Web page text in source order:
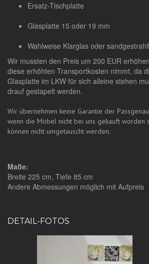
Ersatz-Tischplatte
Glasplatte 15 oder 19 mm
Wahlweise Klarglas oder
Wir mussten den Preis um 200 EUR
diese erhöhten Transportkosten nimmt, da
Glasplatte im LKW für sich alleine stehen
drauf gestapelt werden.
Wir übernehmen keine Garantie der
wenn die Möbel nicht bei uns gekauft worden
können nicht umgetauscht werden.
Maße:
Breite 225 cm, Tiefe 85 cm
Andere Abmessungen möglich mit Aufpreis
DETAIL-FOTOS